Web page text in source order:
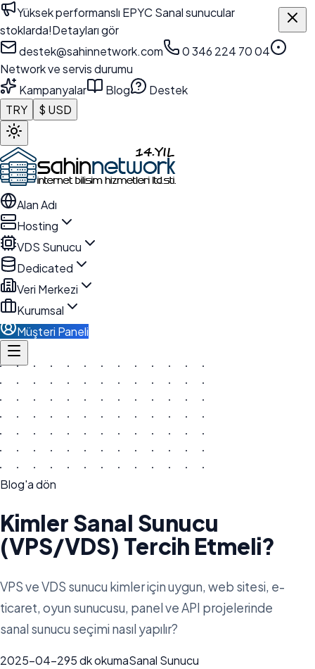
Yüksek performanslı EPYC Sanal sunucular
stoklarda!Detayları gör
destek@sahinnetwork.com
0 346 224 70 04
Network ve servis durumu
Kampanyalar
Blog
Destek
TRY
$ USD
Alan Adı
Hosting
VDS Sunucu
Dedicated
Veri Merkezi
Kurumsal
Müşteri Paneli
Blog'a dön
Kimler Sanal Sunucu
(VPS/VDS) Tercih Etmeli?
VPS ve VDS sunucu kimler için uygun, web sitesi, e-
ticaret, oyun sunucusu, panel ve API projelerinde
sanal sunucu seçimi nasıl yapılır?
2025-04-295dk okumaSanal Sunucu